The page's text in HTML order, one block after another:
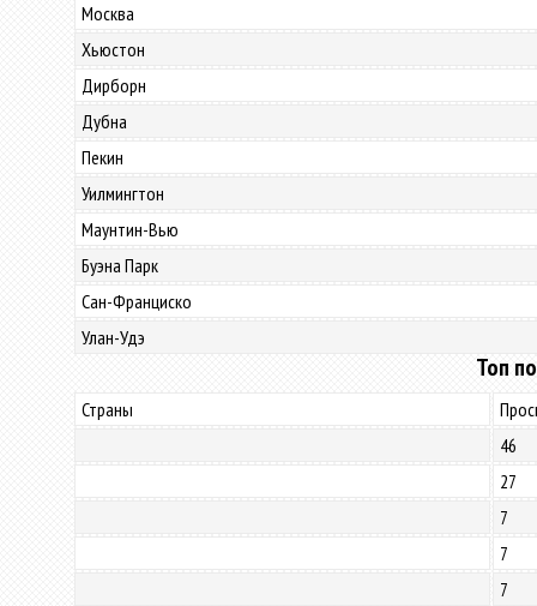
Москва
Хьюстон
Дирборн
Дубна
Пекин
Уилмингтон
Маунтин-Вью
Буэна Парк
Сан-Франциско
Улан-Удэ
Топ
Страны
46
27
7
7
7